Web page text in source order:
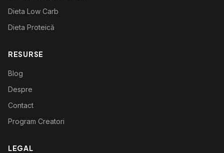
Dieta Low Carb
Dieta Proteică
RESURSE
Blog
Despre
Contact
Program Creatori
LEGAL